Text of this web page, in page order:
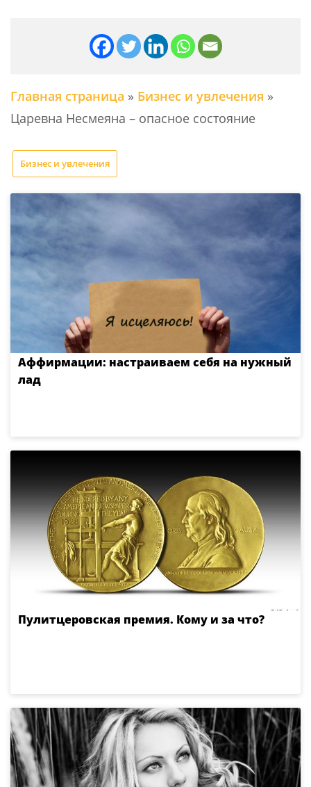
Главная страница » Бизнес и увлечения »
Царевна Несмеяна – опасное состояние
Бизнес и увлечения
Аффирмации: настраиваем себя на нужный
лад
Пулитцеровская премия. Кому и за что?